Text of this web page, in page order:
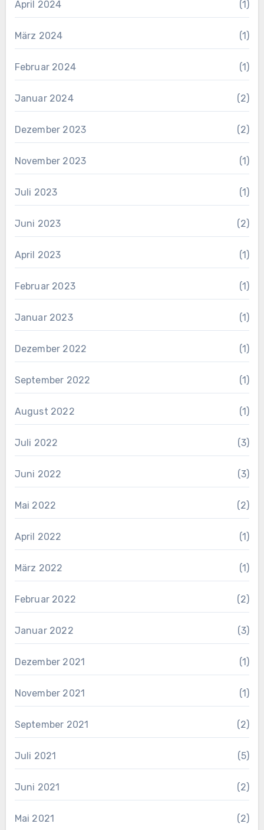
April 2024 (1)
März 2024 (1)
Februar 2024 (1)
Januar 2024 (2)
Dezember 2023 (2)
November 2023 (1)
Juli 2023 (1)
Juni 2023 (2)
April 2023 (1)
Februar 2023 (1)
Januar 2023 (1)
Dezember 2022 (1)
September 2022 (1)
August 2022 (1)
Juli 2022 (3)
Juni 2022 (3)
Mai 2022 (2)
April 2022 (1)
März 2022 (1)
Februar 2022 (2)
Januar 2022 (3)
Dezember 2021 (1)
November 2021 (1)
September 2021 (2)
Juli 2021 (5)
Juni 2021 (2)
Mai 2021 (2)